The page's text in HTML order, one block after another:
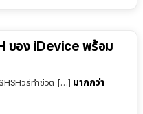
ของ iDevice พร้อม
วิธีทำชีวิต […] มากกว่า